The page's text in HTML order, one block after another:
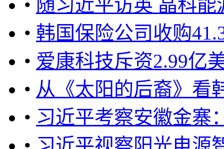
• 随习近平访英 晶科
• 韩国保险公司收购
• 爱康科技斥资2.99亿
• 从《太阳的后裔》看
• 习近平考察安徽金寨